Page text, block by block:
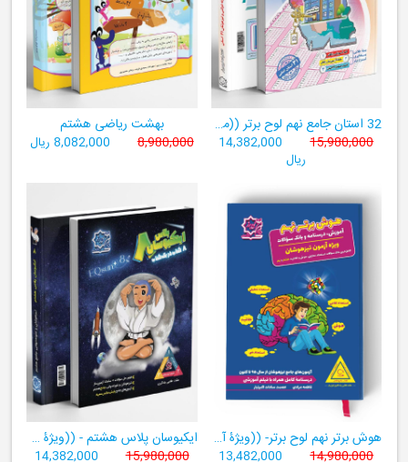
32 استان جامع نهم لوح برتر ((مجموعه آزمون‌های وروردی دبیرستان‌های نمونه‌دولتی 31 استان کشور+ فیلم‌های آموزشی +سامانۀ آزمون ساز آنلاین))
15,980,000
14,382,000
ریال
بهشت ریاضی هشتم
8,980,000 8,082,000 ریال
هوش برتر نهم لوح برتر- ((ویژۀ آزمون تیزهوشان پایۀ نهم+ فیلم آموزشی + سامانۀ آزمون‌ساز رایگان))
14,980,000
13,482,000
ایکیوسان پلاس هشتم - ((ویژۀ مدارس نمونه دولتی، تیزهوشان و سمپاد+ فیلم‌های آموزشی+سامانۀ آزمون‌ساز رایگان))
15,980,000
14,382,000